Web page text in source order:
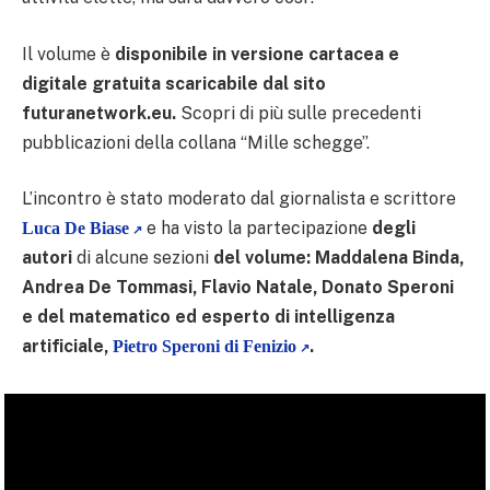
Il volume è disponibile in versione cartacea e
digitale gratuita scaricabile dal sito
futuranetwork.eu. Scopri di più sulle precedenti
pubblicazioni della collana “Mille schegge”.
L’incontro è stato moderato dal giornalista e scrittore
Luca De Biase e ha visto la partecipazione degli
autori di alcune sezioni del volume: Maddalena Binda,
Andrea De Tommasi, Flavio Natale, Donato Speroni
e del matematico ed esperto di intelligenza
artificiale, Pietro Speroni di Fenizio .